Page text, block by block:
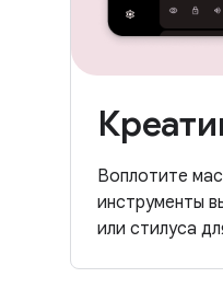
Воплотите
инструменты
или стилуса